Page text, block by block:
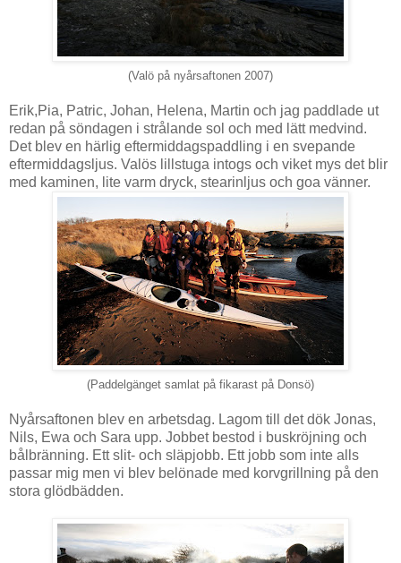
(Valö på nyårsaftonen 2007)
Erik,Pia, Patric, Johan, Helena, Martin och jag paddlade ut
redan på söndagen i strålande sol och med lätt medvind.
Det blev en härlig eftermiddagspaddling i en svepande
eftermiddagsljus. Valös lillstuga intogs och viket mys det blir
med kaminen, lite varm dryck, stearinljus och goa vänner.
(Paddelgänget samlat på fikarast på Donsö)
Nyårsaftonen blev en arbetsdag. Lagom till det dök Jonas,
Nils, Ewa och Sara upp. Jobbet bestod i buskröjning och
bålbränning. Ett slit- och släpjobb. Ett jobb som inte alls
passar mig men vi blev belönade med korvgrillning på den
stora glödbädden.